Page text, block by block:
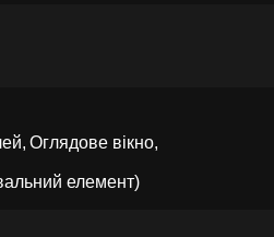
Оглядове вікно
елемент)